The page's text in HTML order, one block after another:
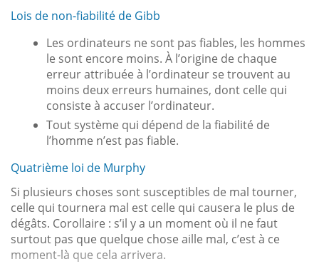
Lois de non-fiabilité de Gibb
Les ordinateurs ne sont pas fiables, les hommes
le sont encore moins. À l’origine de chaque
erreur attribuée à l’ordinateur se trouvent au
moins deux erreurs humaines, dont celle qui
consiste à accuser l’ordinateur.
Tout système qui dépend de la fiabilité de
l’homme n’est pas fiable.
Quatrième loi de Murphy
Si plusieurs choses sont susceptibles de mal tourner,
celle qui tournera mal est celle qui causera le plus de
dégâts. Corollaire : s’il y a un moment où il ne faut
surtout pas que quelque chose aille mal, c’est à ce
moment-là que cela arrivera.